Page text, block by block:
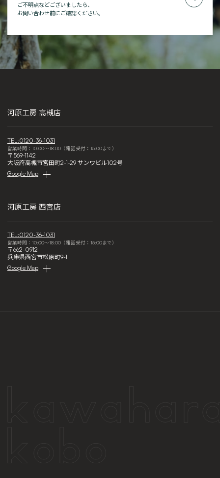
ご不明点などございましたら、
お問い合わせ前にご確認ください。
河原工房 高槻店
TEL:0120-36-1031
営業時間：10:00～18:00（電話受付：15:00まで）
〒569-1142
大阪府高槻市宮田町2-1-29 サンワビル102号
Google Map
河原工房 西宮店
TEL:0120-36-1031
営業時間：10:00～18:00（電話受付：15:00まで）
〒662-0912
兵庫県西宮市松原町9-1
Google Map